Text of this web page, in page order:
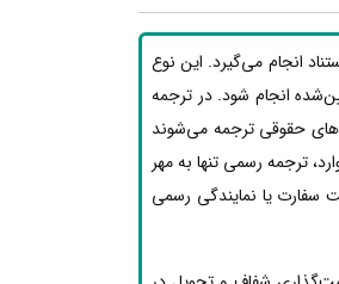
انجام می‌گیرد. این نوع
انجام شود. در ترجمه
حقوقی ترجمه می‌شوند
ترجمه رسمی تنها به مهر
سفارت یا نمایندگی رسمی